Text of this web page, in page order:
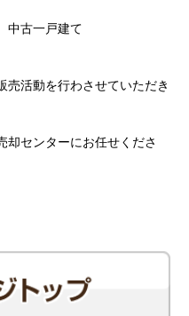
古一戸建て
売活動を行わさせていただき
却センターにお任せくださ